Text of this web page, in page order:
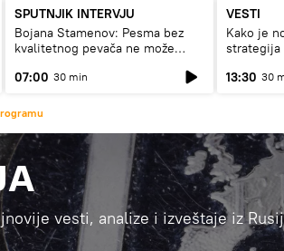
SPUTNJIK INTERVJU
Bojana Stamenov: Pesma bez
kvalitetnog pevača ne može
07:00 30 min
VESTI
Kako je
strategija
13:30 30
vesti, analize i izveštaje iz